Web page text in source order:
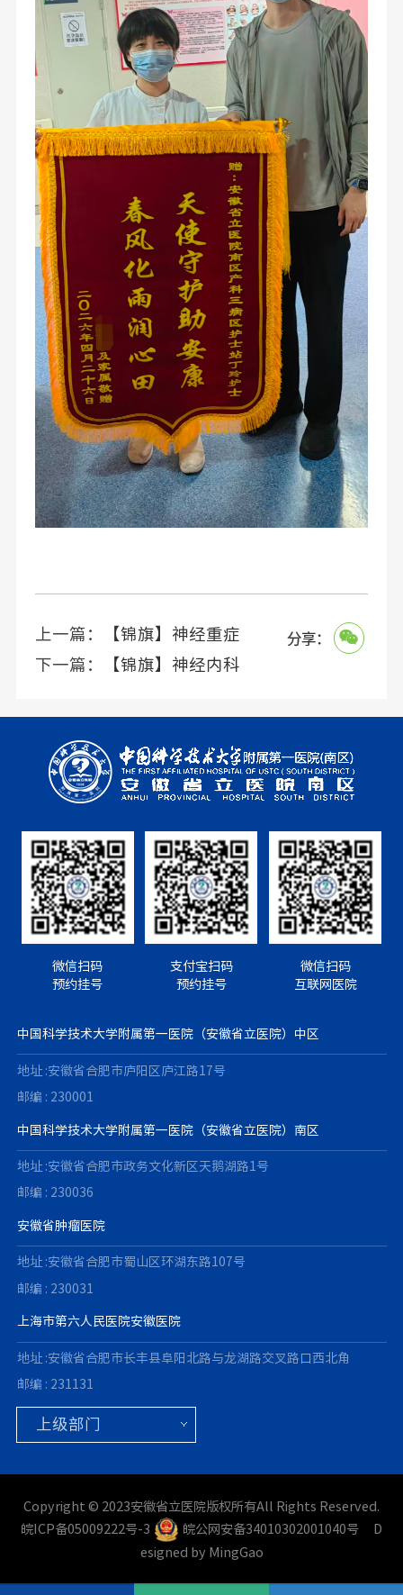
分享：
上一篇：
【锦旗】神经重症
下一篇：
【锦旗】神经内科
微信扫码
预约挂号
支付宝扫码
预约挂号
微信扫码
互联网医院
中国科学技术大学附属第一医院（安徽省立医院）中区
地址 :安徽省合肥市庐阳区庐江路17号
邮编 : 230001
中国科学技术大学附属第一医院（安徽省立医院）南区
地址 :安徽省合肥市政务文化新区天鹅湖路1号
邮编 : 230036
安徽省肿瘤医院
地址 :安徽省合肥市蜀山区环湖东路107号
邮编 : 230031
上海市第六人民医院安徽医院
地址 :安徽省合肥市长丰县阜阳北路与龙湖路交叉路口西北角
邮编 : 231131
Copyright © 2023安徽省立医院版权所有All Rights Reserved.
皖ICP备05009222号-3
皖公网安备34010302001040号
D
esigned by MingGao